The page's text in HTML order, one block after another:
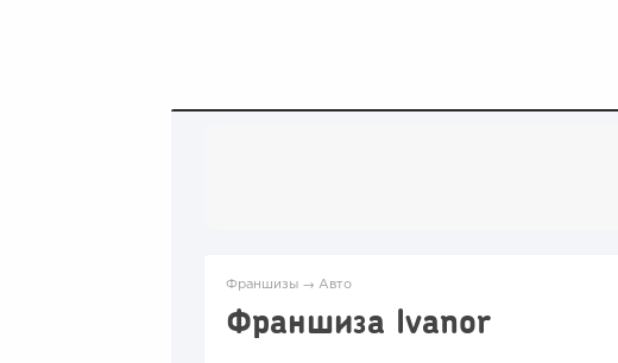
Франшизы → Авто
Франшиза Ivanor